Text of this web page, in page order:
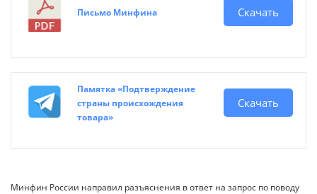
Письмо Минфина Скачать
Памятка «Подтверждение
страны происхождения
товара»
Скачать
Минфин России направил разъяснения в ответ на запрос по поводу